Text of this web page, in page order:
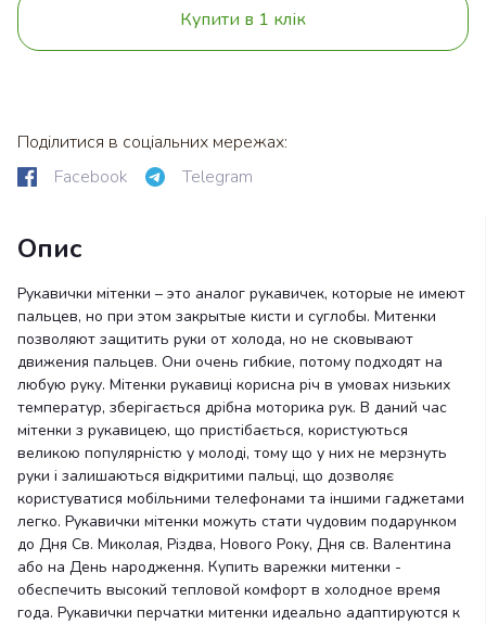
Купити в 1 клік
Поділитися в соціальних мережах:
Facebook
Telegram
Опис
Рукавички мітенки – это аналог рукавичек, которые не имеют
пальцев, но при этом закрытые кисти и суглобы. Митенки
позволяют защитить руки от холода, но не сковывают
движения пальцев. Они очень гибкие, потому подходят на
любую руку. Мітенки рукавиці корисна річ в умовах низьких
температур, зберігається дрібна моторика рук. В даний час
мітенки з рукавицею, що пристібається, користуються
великою популярністю у молоді, тому що у них не мерзнуть
руки і залишаються відкритими пальці, що дозволяє
користуватися мобільними телефонами та іншими гаджетами
легко. Рукавички мітенки можуть стати чудовим подарунком
до Дня Св. Миколая, Різдва, Нового Року, Дня св. Валентина
або на День народження. Купить варежки митенки -
обеспечить высокий тепловой комфорт в холодное время
года. Рукавички перчатки митенки идеально адаптируются к